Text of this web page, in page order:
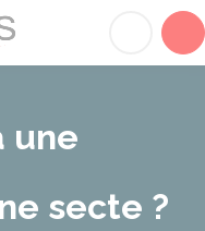
une
secte ?